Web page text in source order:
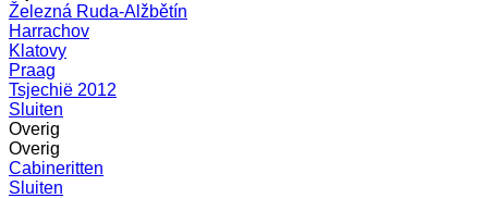
Železná Ruda-Alžbětín
Harrachov
Klatovy
Praag
Tsjechië 2012
Sluiten
Overig
Overig
Cabineritten
Sluiten